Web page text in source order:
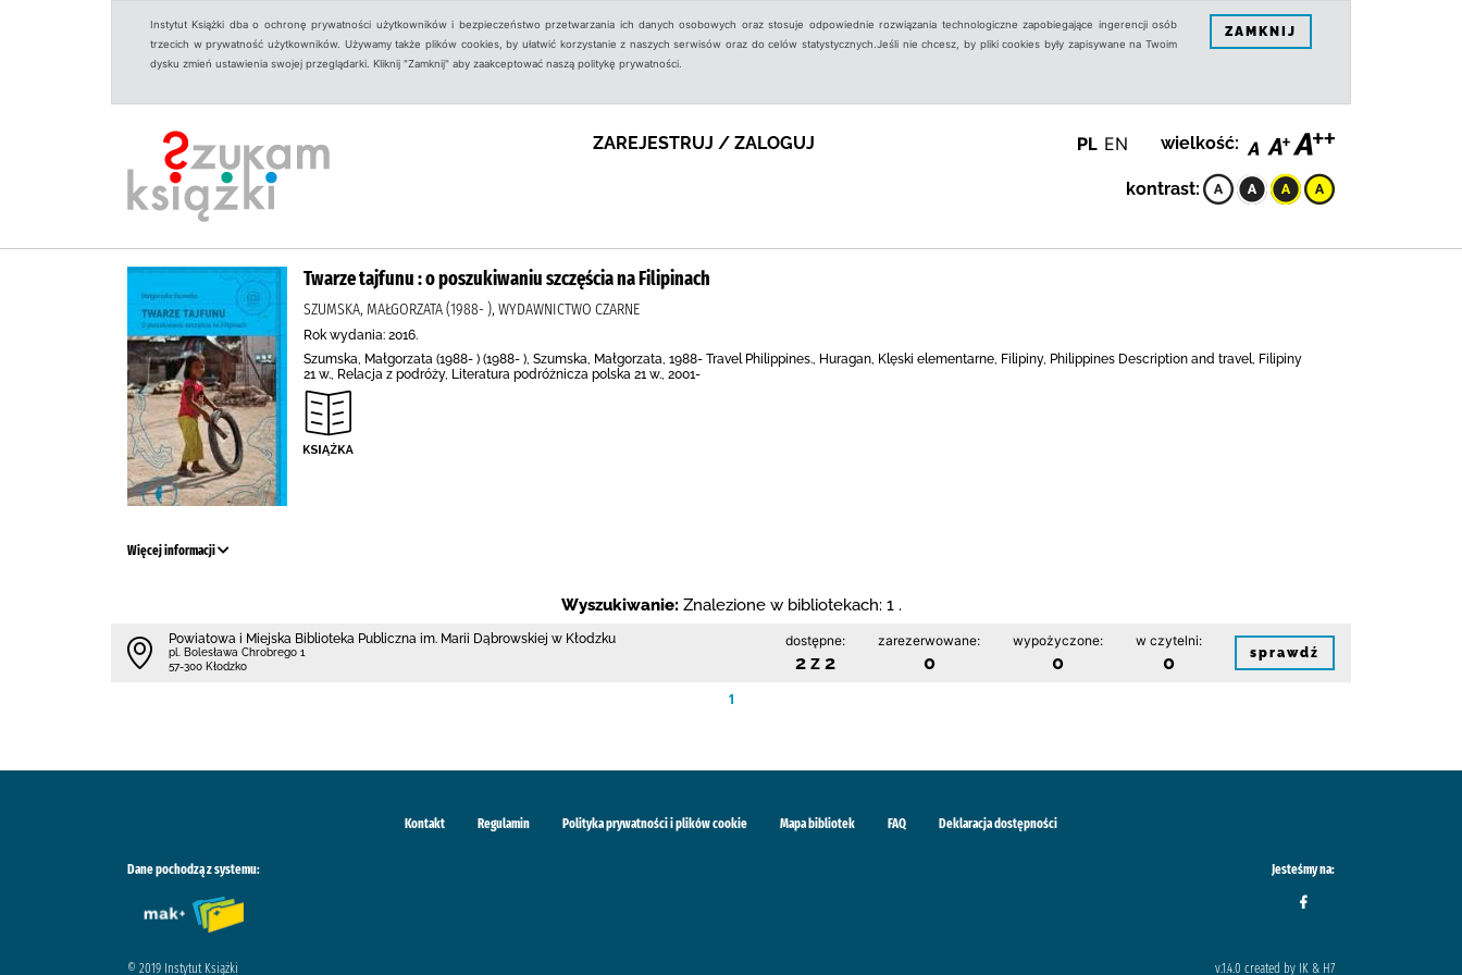
Instytut Książki dba o ochronę prywatności użytkowników i bezpieczeństwo przetwarzania ich danych osobowych oraz stosuje odpowiednie rozwiązania technologiczne zapobiegające ingerencji osób
trzecich w prywatność użytkowników. Używamy także plików cookies, by ułatwić korzystanie z naszych serwisów oraz do celów statystycznych.Jeśli nie chcesz, by pliki cookies były zapisywane na Twoim
dysku zmień ustawienia swojej przeglądarki. Kliknij "Zamknij" aby zaakceptować naszą politykę prywatności.
ZAMKNIJ
ZAREJESTRUJ / ZALOGUJ PL EN wielkość:
kontrast:
Twarze tajfunu : o poszukiwaniu szczęścia na Filipinach
SZUMSKA, MAŁGORZATA (1988- ), WYDAWNICTWO CZARNE
Rok wydania: 2016.
Szumska, Małgorzata (1988- ) (1988- ), Szumska, Małgorzata, 1988- Travel Philippines., Huragan, Klęski elementarne, Filipiny, Philippines Description and travel, Filipiny
21 w., Relacja z podróży, Literatura podróżnicza polska 21 w., 2001-
Więcej informacji
Wyszukiwanie: Znalezione w bibliotekach: 1 .
Powiatowa i Miejska Biblioteka Publiczna im. Marii Dąbrowskiej w Kłodzku
pl. Bolesława Chrobrego 1
57-300 Kłodzko
dostępne:
2 z 2
zarezerwowane:
0
wypożyczone:
0
w czytelni:
0 sprawdź
1
Kontakt Regulamin Polityka prywatności i plików cookie Mapa bibliotek FAQ Deklaracja dostępności
Dane pochodzą z systemu: Jesteśmy na:
© 2019 Instytut Książki v.1.4.0 created by IK & H7